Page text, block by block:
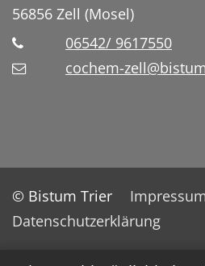
56856 Zell (Mosel)
06542/ 9617550
cochem-
© Bistum Trier
Datenschutzerklärung